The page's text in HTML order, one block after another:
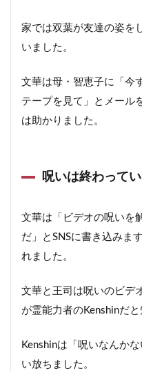
家では双葉が友達の姿を
いました。
文華は母・智恵子に「今
テープを見て」とメール
は助かりました。
呪いは終わって
文華は「ビデオの呪いを
だ」とSNSに書き込みま
れました。
文華と王司は呪いのビデ
が霊能力者のKenshinだ
Kenshinは「呪いなんか
い放ちました。